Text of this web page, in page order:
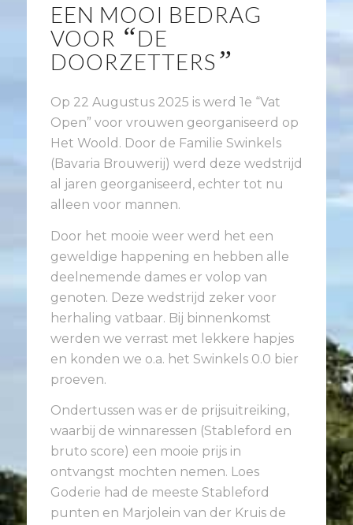
EEN MOOI BEDRAG
VOOR “DE
DOORZETTERS ”
Op 22 Augustus 2025 is werd 1e “Vat
Open” voor vrouwen georganiseerd op
Het Woold. Door de Familie Swinkels
(Bavaria Brouwerij) werd deze wedstrijd
al jaren georganiseerd, echter tot nu
alleen voor mannen.
Door het mooie weer werd het een
geweldige happening en hebben alle
deelnemende dames er volop van
genoten. Deze wedstrijd zeker voor
herhaling vatbaar. Bij binnenkomst
werden we verrast met lekkere hapjes
en konden we o.a. het Swinkels 0.0 bier
proeven.
Ondertussen was er de prijsuitreiking,
waarbij de winnaressen (Stableford en
bruto score) een mooie prijs in
ontvangst mochten nemen. Loes
Goderie had de meeste Stableford
punten en Marjolein van der Kruis de